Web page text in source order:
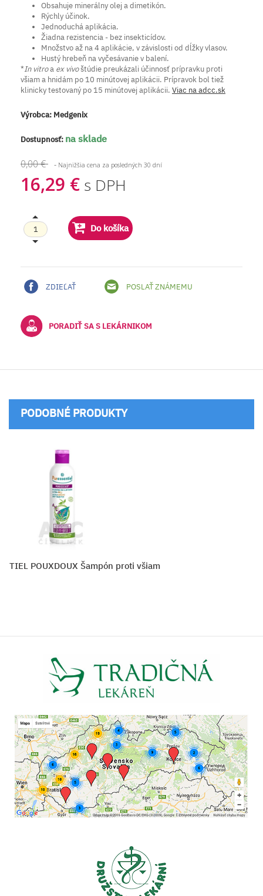
Obsahuje minerálny olej a dimetikón.
Rýchly účinok.
Jednoduchá aplikácia.
Žiadna rezistencia - bez insekticídov.
Množstvo až na 4 aplikácie, v závislosti od dĺžky vlasov.
Hustý hrebeň na vyčesávanie v balení.
*In vitroa ex vivoštúdie preukázali účinnosť prípravku proti
všiam a hnidám po 10 minútovej aplikácii. Prípravok bol tiež
klinicky testovaný po 15 minútovej aplikácii. Viac na adcc.sk
Výrobca: Medgenix
Dostupnosť: na sklade
0,00 € - Najnižšia cena za posledných 30 dní
16,29 € s DPH
Do košíka
ZDIEĽAŤ POSLAŤ ZNÁMEMU
PORADIŤ SA S LEKÁRNIKOM
PODOBNÉ PRODUKTY
POUXDOUX Šampón proti všiam